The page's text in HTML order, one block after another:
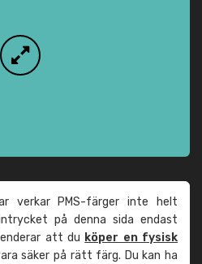
verkar PMS-färger inte helt
på denna sida endast
att du köper en fysisk
säker på rätt färg. Du kan ha